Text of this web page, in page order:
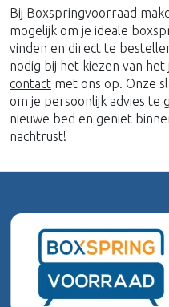
Bij Boxspringvoorraad
mogelijk om je ideale
vinden en direct te
nodig bij het kiezen van
contact met ons op. Onze
om je persoonlijk advies te
nieuwe bed en geniet
nachtrust!